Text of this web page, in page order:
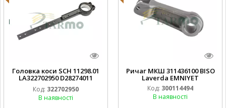
Головка коси SCH 11298.01
LA322702950 D28274011
EMNIYET
Код: 322702950
В наявності
Ричаг МКШ 311436100 BISO
Laverda EMNIYET
Код: 300114494
В наявності